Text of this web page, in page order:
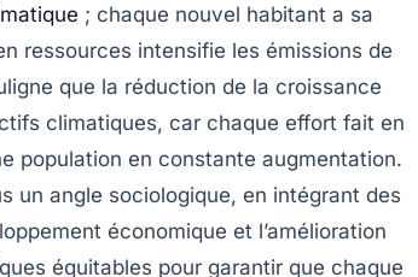
; chaque nouvel habitant a sa
ressources intensifie les émissions de
que la réduction de la croissance
climatiques, car chaque effort fait en
population en constante augmentation.
un angle sociologique, en intégrant des
économique et l’amélioration
équitables pour garantir que chaque